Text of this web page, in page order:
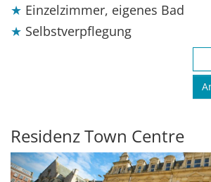
Einzelzimmer, eigenes Bad
Selbstverpflegung
Residenz Town Centre
Previous